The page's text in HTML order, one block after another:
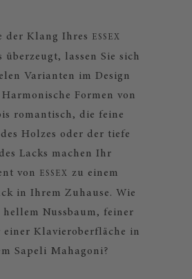
der Klang Ihres ESSEX
überzeugt, lassen Sie sich
Varianten im Design
Formen von
romantisch, die feine
Holzes oder der tiefe
Lacks machen Ihr
von
ESSEX
zu einem
in Ihrem Zuhause. Wie
hellem Nussbaum, feiner
einer Klavieroberfläche in
Sapeli Mahagoni?